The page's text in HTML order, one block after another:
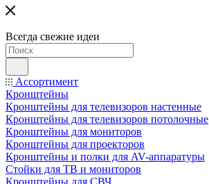
Всегда свежие идеи
Ассортимент
Кронштейны
Кронштейны для телевизоров настенные
Кронштейны для телевизоров потолочные
Кронштейны для мониторов
Кронштейны для проекторов
Кронштейны и полки для AV-аппаратуры
Стойки для ТВ и мониторов
Кронштейны для СВЧ